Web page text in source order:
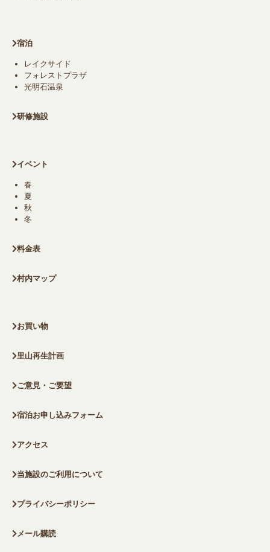
宿泊
レイクサイド
フォレストプラザ
光明石温泉
研修施設
イベント
春
夏
秋
冬
料金表
村内マップ
お買い物
里山再生計画
ご意見・ご要望
宿泊お申し込みフォーム
アクセス
当施設のご利用について
プライバシーポリシー
メール購読